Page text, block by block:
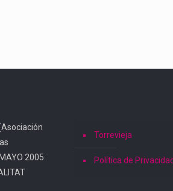
2005
Torrevieja
Política de Privacidad